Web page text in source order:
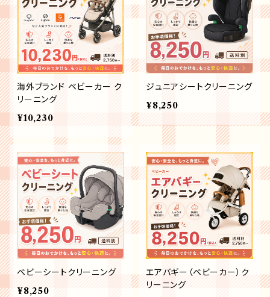
海外ブランド ベビーカー ク
リーニング
¥10,230
ジュニアシートクリーニング
¥8,250
ベビーシートクリーニング
¥8,250
エアバギー（ベビーカー）ク
リーニング